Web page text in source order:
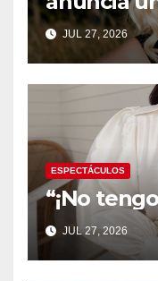
Colombia
Medellín
JUL 27, 2026
ESPECTÁCULOS
“¡No
JUL 27, 2026